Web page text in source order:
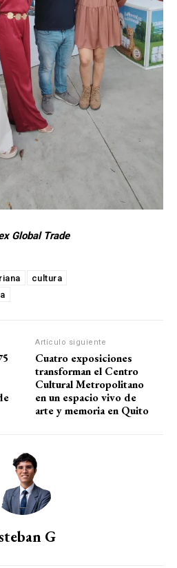
Global Trade
cultura
Artículo siguiente
Cuatro exposiciones
transforman el Centro
Cultural Metropolitano
en un espacio vivo de
arte y memoria en Quito
G